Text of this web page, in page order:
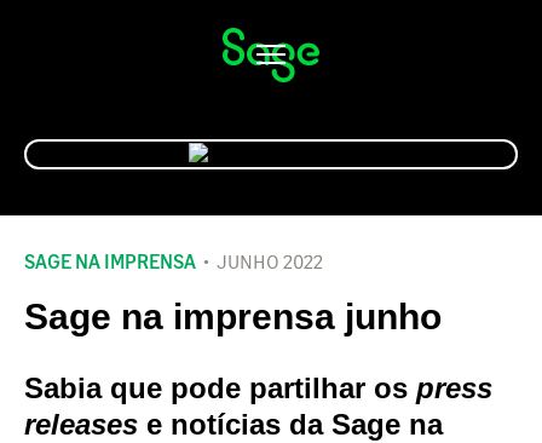
Alternar
navegação
SAGE NA IMPRENSA JUNHO 2022
Sage na imprensa junho
Sabia que pode partilhar os press
releases e notícias da Sage na